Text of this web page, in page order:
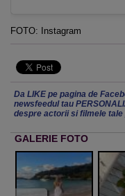
FOTO: Instagram
Da LIKE pe pagina de
newsfeedul tau
despre actorii si filmele
GALERIE FOTO